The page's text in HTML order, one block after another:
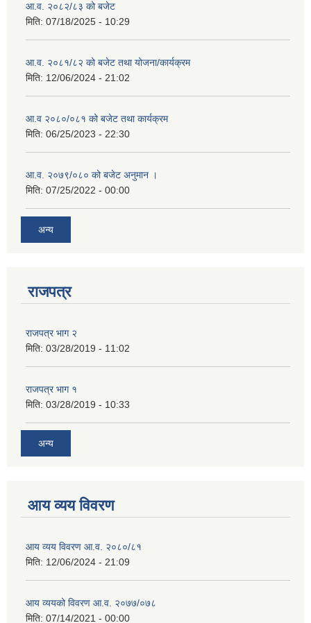
आ.व. २०८२/८३ को बजेट
मिति: 07/18/2025 - 10:29
आ.व. २०८१/८२ को बजेट तथा योजना/कार्यक्रम
मिति: 12/06/2024 - 21:02
आ.व २०८०/०८१ को बजेट तथा कार्यक्रम
मिति: 06/25/2023 - 22:30
आ.व. २०७९/०८० को बजेट अनुमान ।
मिति: 07/25/2022 - 00:00
अन्य
राजपत्र
राजपत्र भाग २
मिति: 03/28/2019 - 11:02
राजपत्र भाग १
मिति: 03/28/2019 - 10:33
अन्य
आय व्यय विवरण
आय व्यय विवरण आ.व. २०८०/८१
मिति: 12/06/2024 - 21:09
आय व्ययको विवरण आ.व. २०७७/०७८
मिति: 07/14/2021 - 00:00